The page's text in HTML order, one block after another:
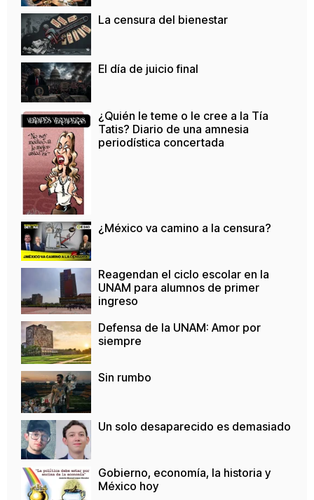
La censura del bienestar
El día de juicio final
¿Quién le teme o le cree a la Tía
Tatis? Diario de una amnesia
periodística concertada
¿México va camino a la censura?
Reagendan el ciclo escolar en la
UNAM para alumnos de primer
ingreso
Defensa de la UNAM: Amor por
siempre
Sin rumbo
Un solo desaparecido es demasiado
Gobierno, economía, la historia y
México hoy